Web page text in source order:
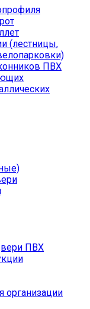
(лестницы,
ПВХ
ПВХ
организации